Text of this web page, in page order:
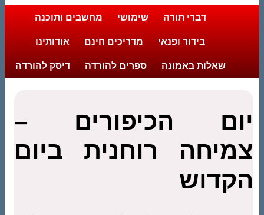
דברי תורה שימושי מחשבים ותוכנה
בידור ופנאי מדריכים חינם אודותינו
שאלות באמונה ספרים להורדה דיסק להורדה
יום הכיפורים –
צמיחה רוחנית ביום
הקדוש